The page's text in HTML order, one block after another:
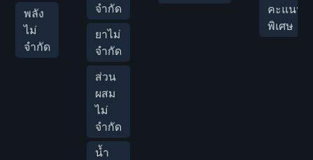
พลัง
ไม่
จำกัด
จำกัด
ยาไม่
จำกัด
ส่วน
ผสม
ไม่
จำกัด
น้ำ
คะแนน
พิเศษ